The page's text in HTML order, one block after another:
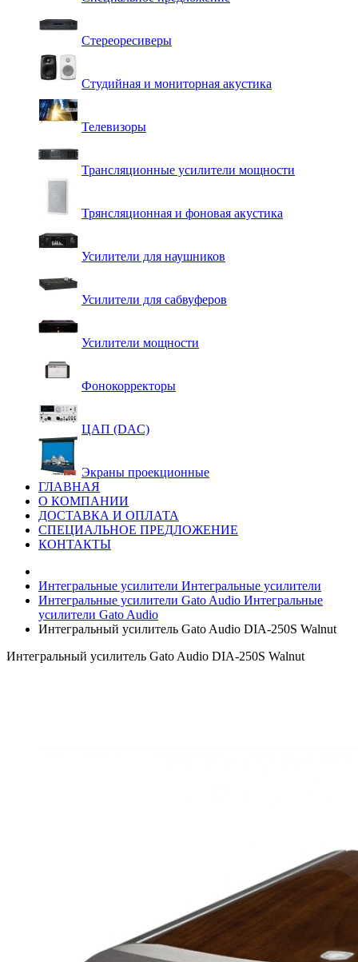
Стереоресиверы
Студийная и мониторная акустика
Телевизоры
Трансляционные усилители мощности
Трянсляционная и фоновая акустика
Усилители для наушников
Усилители для сабвуферов
Усилители мощности
Фонокорректоры
ЦАП (DAC)
Экраны проекционные
ГЛАВНАЯ
О КОМПАНИИ
ДОСТАВКА И ОПЛАТА
СПЕЦИАЛЬНОЕ ПРЕДЛОЖЕНИЕ
КОНТАКТЫ
Интегральные усилители Интегральные усилители
Интегральные усилители Gato Audio Интегральные
усилители Gato Audio
Интегральный усилитель Gato Audio DIA-250S Walnut
Интегральный усилитель Gato Audio DIA-250S Walnut